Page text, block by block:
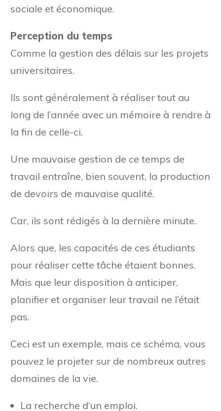
sociale et économique.
Perception du temps
Comme la gestion des délais sur les projets
universitaires.
Ils sont généralement à réaliser tout au
long de l’année avec un mémoire à rendre à
la fin de celle-ci.
Une mauvaise gestion de ce temps de
travail entraîne, bien souvent, la production
de devoirs de mauvaise qualité.
Car, ils sont rédigés à la dernière minute.
Alors que, les capacités de ces étudiants
pour réaliser cette tâche étaient bonnes.
Mais que leur disposition à anticiper,
planifier et organiser leur travail ne l’était
pas.
Ceci est un exemple, mais ce schéma, vous
pouvez le projeter sur de nombreux autres
domaines de la vie.
La recherche d‘un emploi.